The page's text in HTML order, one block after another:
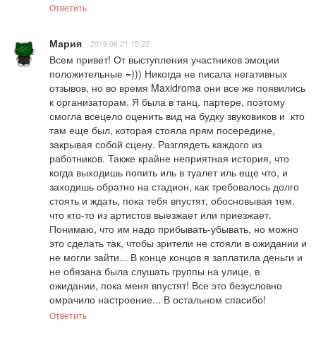
Ответить
Мария 2016.06.21 15:22
Всем привет! От выступления участников эмоции
положительные =))) Никогда не писала негативных
отзывов, но во время Maxidroma они все же появились
к организаторам. Я была в танц. партере, поэтому
смогла всецело оценить вид на будку звуковиков и  кто
там еще был, которая стояла прям посередине,
закрывая собой сцену. Разглядеть каждого из
работников. Также крайне неприятная история, что
когда выходишь попить иль в туалет иль еще что, и
заходишь обратно на стадион, как требовалось долго
стоять и ждать, пока тебя впустят, обосновывая тем,
что кто-то из артистов выезжает или приезжает.
Понимаю, что им надо прибывать-убывать, но можно
это сделать так, чтобы зрители не стояли в ожидании и
не могли зайти... В конце концов я заплатила деньги и
не обязана была слушать группы на улице, в
ожидании, пока меня впустят! Все это безусловно
омрачило настроение... В остальном спасибо!
Ответить